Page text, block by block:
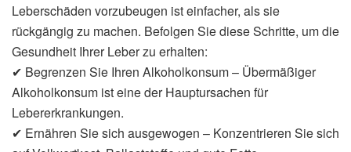
Leberschäden vorzubeugen ist einfacher, als sie
rückgängig zu machen. Befolgen Sie diese Schritte, um die
Gesundheit Ihrer Leber zu erhalten:
✔ Begrenzen Sie Ihren Alkoholkonsum – Übermäßiger
Alkoholkonsum ist eine der Hauptursachen für
Lebererkrankungen.
✔ Ernähren Sie sich ausgewogen – Konzentrieren Sie sich